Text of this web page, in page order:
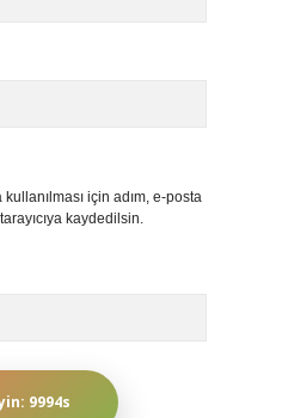
için adım, e-posta
kaydedilsin.